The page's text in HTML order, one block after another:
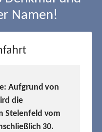
Namen!
Aufgrund von
die
Stelenfeld vom
30.